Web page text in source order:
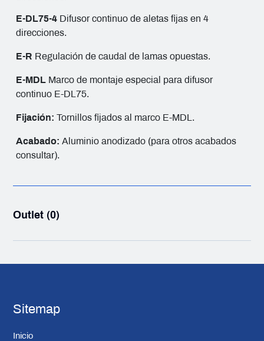
E-DL75-4 Difusor continuo de aletas fijas en 4
direcciones.
E-R Regulación de caudal de lamas opuestas.
E-MDL Marco de montaje especial para difusor
continuo E-DL75.
Fijación: Tornillos fijados al marco E-MDL.
Acabado: Aluminio anodizado (para otros acabados
consultar).
Outlet (0)
Sitemap
Inicio